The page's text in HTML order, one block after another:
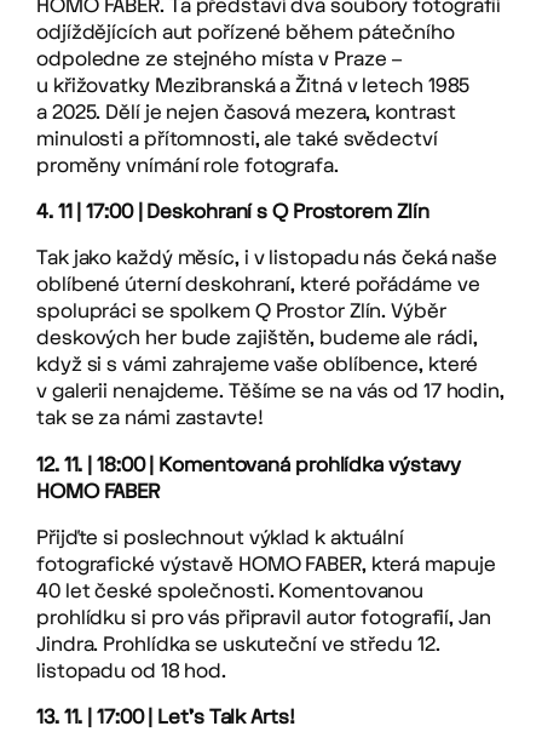
HOMO FABER. Ta představí dva soubory fotografií
odjíždějících aut pořízené během pátečního
odpoledne ze stejného místa v Praze –
u křižovatky Mezibranská a Žitná v letech 1985
a 2025. Dělí je nejen časová mezera, kontrast
minulosti a přítomnosti, ale také svědectví
proměny vnímání role fotografa.
4. 11 | 17:00 | Deskohraní s Q Prostorem Zlín
Tak jako každý měsíc, i v listopadu nás čeká naše
oblíbené úterní deskohraní, které pořádáme ve
spolupráci se spolkem Q Prostor Zlín. Výběr
deskových her bude zajištěn, budeme ale rádi,
když si s vámi zahrajeme vaše oblíbence, které
v galerii nenajdeme. Těšíme se na vás od 17 hodin,
tak se za námi zastavte!
12. 11. | 18:00 | Komentovaná prohlídka výstavy
HOMO FABER
Přijďte si poslechnout výklad k aktuální
fotografické výstavě HOMO FABER, která mapuje
40 let české společnosti. Komentovanou
prohlídku si pro vás připravil autor fotografií, Jan
Jindra. Prohlídka se uskuteční ve středu 12.
listopadu od 18 hod.
13. 11. | 17:00 | Let’s Talk Arts!